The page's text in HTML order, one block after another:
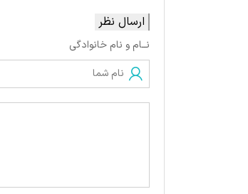
ارسال نظر
نــام و نام خانوادگی